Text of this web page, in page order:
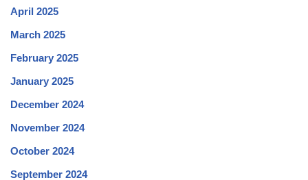
April 2025
March 2025
February 2025
January 2025
December 2024
November 2024
October 2024
September 2024